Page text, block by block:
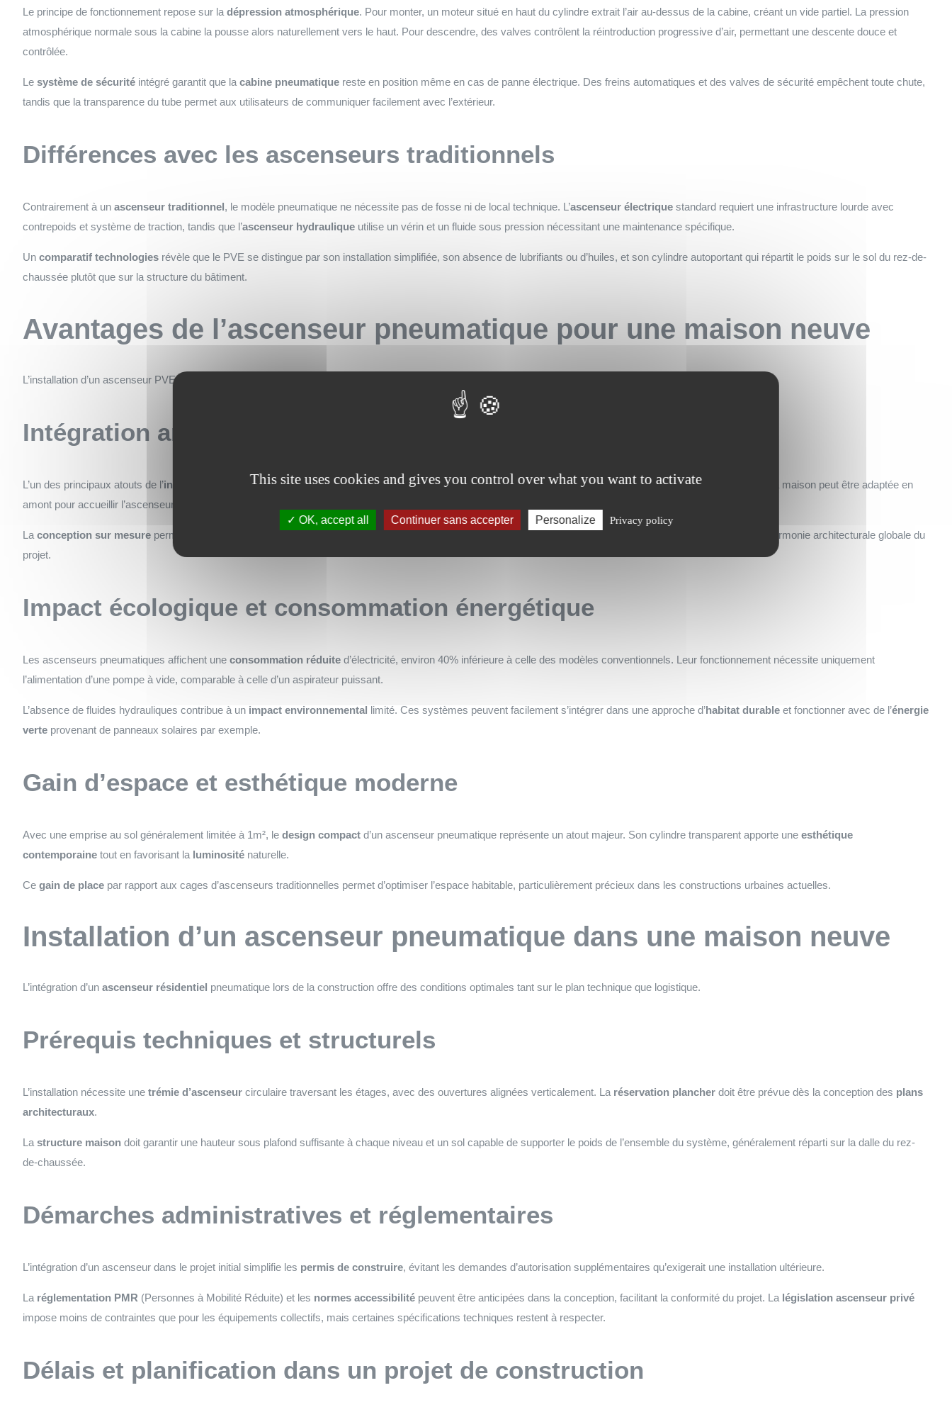
This site uses cookies and gives you control over what you want to activate
OK, accept all Continuer sans accepter Personalize Privacy policy
Le principe de fonctionnement repose sur la dépression atmosphérique. Pour monter, un moteur situé en haut du cylindre extrait l’air au-dessus de la cabine, créant un vide partiel. La pression
atmosphérique normale sous la cabine la pousse alors naturellement vers le haut. Pour descendre, des valves contrôlent la réintroduction progressive d’air, permettant une descente douce et
contrôlée.
Le système de sécurité intégré garantit que la cabine pneumatique reste en position même en cas de panne électrique. Des freins automatiques et des valves de sécurité empêchent toute chute,
tandis que la transparence du tube permet aux utilisateurs de communiquer facilement avec l’extérieur.
Différences avec les ascenseurs traditionnels
Contrairement à un ascenseur traditionnel, le modèle pneumatique ne nécessite pas de fosse ni de local technique. L’ascenseur électrique standard requiert une infrastructure lourde avec
contrepoids et système de traction, tandis que l’ascenseur hydraulique utilise un vérin et un fluide sous pression nécessitant une maintenance spécifique.
Un comparatif technologies révèle que le PVE se distingue par son installation simplifiée, son absence de lubrifiants ou d’huiles, et son cylindre autoportant qui répartit le poids sur le sol du rez-de-
chaussée plutôt que sur la structure du bâtiment.
Avantages de l’ascenseur pneumatique pour une maison neuve
L’installation d’un ascenseur PVE dans une construction neuve présente des
Intégration architecturale facilitée
L’un des principaux atouts de l’installation maison neuveréside dans la possibilité d’intégrer parfaitement le cylindre aux plans initiaux. Lastructure porteuse
de la maison peut être adaptée en
amont pour accueillir l’ascenseur, évitant ainsi les modifications structurelles coûteuses d’une rénovation.
La conception sur mesure permet de positionner stratégiquement l’ascenseur dans les
, optimisant ainsi les espaces de circulation et respectant l’harmonie architecturale globale du
projet.
Impact écologique et consommation énergétique
Les ascenseurs pneumatiques affichent une consommation réduite d’électricité, environ 40% inférieure à celle des modèles conventionnels. Leur fonctionnement nécessite uniquement
l’alimentation d’une pompe à vide, comparable à celle d’un aspirateur puissant.
L’absence de fluides hydrauliques contribue à un impact environnemental limité. Ces systèmes peuvent facilement s’intégrer dans une approche d’habitat durable et fonctionner avec de l’énergie
verte provenant de panneaux solaires par exemple.
Gain d’espace et esthétique moderne
Avec une emprise au sol généralement limitée à 1m², le design compact d’un ascenseur pneumatique représente un atout majeur. Son cylindre transparent apporte une esthétique
contemporaine tout en favorisant la luminosité naturelle.
Ce gain de place par rapport aux cages d’ascenseurs traditionnelles permet d’optimiser l’espace habitable, particulièrement précieux dans les constructions urbaines actuelles.
Installation d’un ascenseur pneumatique dans une maison neuve
L’intégration d’un ascenseur résidentiel pneumatique lors de la construction offre des conditions optimales tant sur le plan technique que logistique.
Prérequis techniques et structurels
L’installation nécessite une trémie d’ascenseur circulaire traversant les étages, avec des ouvertures alignées verticalement. La réservation plancher doit être prévue dès la conception des plans
architecturaux.
La structure maison doit garantir une hauteur sous plafond suffisante à chaque niveau et un sol capable de supporter le poids de l’ensemble du système, généralement réparti sur la dalle du rez-
de-chaussée.
Démarches administratives et réglementaires
L’intégration d’un ascenseur dans le projet initial simplifie les permis de construire, évitant les demandes d’autorisation supplémentaires qu’exigerait une installation ultérieure.
La réglementation PMR (Personnes à Mobilité Réduite) et les normes accessibilité peuvent être anticipées dans la conception, facilitant la conformité du projet. La législation ascenseur privé
impose moins de contraintes que pour les équipements collectifs, mais certaines spécifications techniques restent à respecter.
Délais et planification dans un projet de construction